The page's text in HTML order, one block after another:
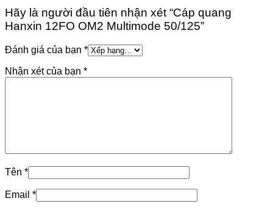
Hãy là người đầu tiên nhận xét “Cáp quang
Hanxin 12FO OM2 Multimode 50/125”
Đánh giá của bạn *
Nhận xét của bạn *
Tên *
Email *